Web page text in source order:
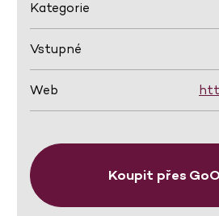
Kategorie
Vstupné
Web
Koupit přes